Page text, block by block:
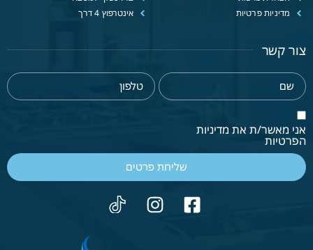
מדיניות פרטיות
אינטרפוץ 4 דרך
צור קשר
אני מאשר/ת את מדיניות
הפרטיות
שליחת פרטים